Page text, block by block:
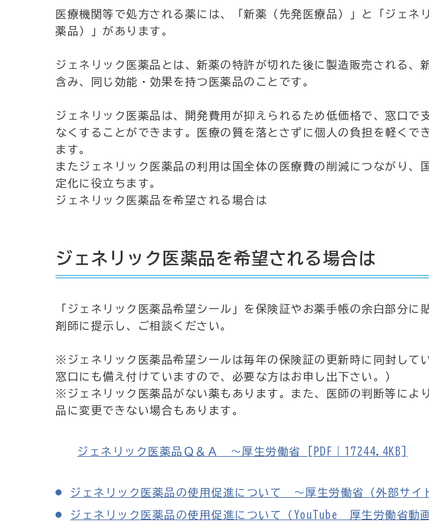
医療機関等で処方される薬には、「新薬（先発医療品）」と「ジェネ
薬品）」があります。
ジェネリック医薬品とは、新薬の特許が切れた後に製造販売される、
含み、同じ効能・効果を持つ医薬品のことです。
ジェネリック医薬品は、開発費用が抑えられるため低価格で、窓口で
なくすることができます。医療の質を落とさずに個人の負担を軽くで
ます。
またジェネリック医薬品の利用は国全体の医療費の削減につながり、
定化に役立ちます。
ジェネリック医薬品を希望される場合は
ジェネリック医薬品を希望される場合は
「ジェネリック医薬品希望シール」を保険証やお薬手帳の余白部分に
剤師に提示し、ご相談ください。
※ジェネリック医薬品希望シールは毎年の保険証の更新時に同封して
窓口にも備え付けていますので、必要な方はお申し出下さい。）
※ジェネリック医薬品がない薬もあります。また、医師の判断等によ
品に変更できない場合もあります。
ジェネリック医薬品Ｑ＆Ａ ～厚生労働省 [PDF｜17244.4KB]
ジェネリック医薬品の使用促進について ～厚生労働省（外部サイ
ジェネリック医薬品の使用促進について（YouTube 厚生労働省動